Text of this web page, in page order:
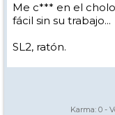
Me c*** en el
fácil sin su trabajo...
SL2, ratón.
Karma: 0 -